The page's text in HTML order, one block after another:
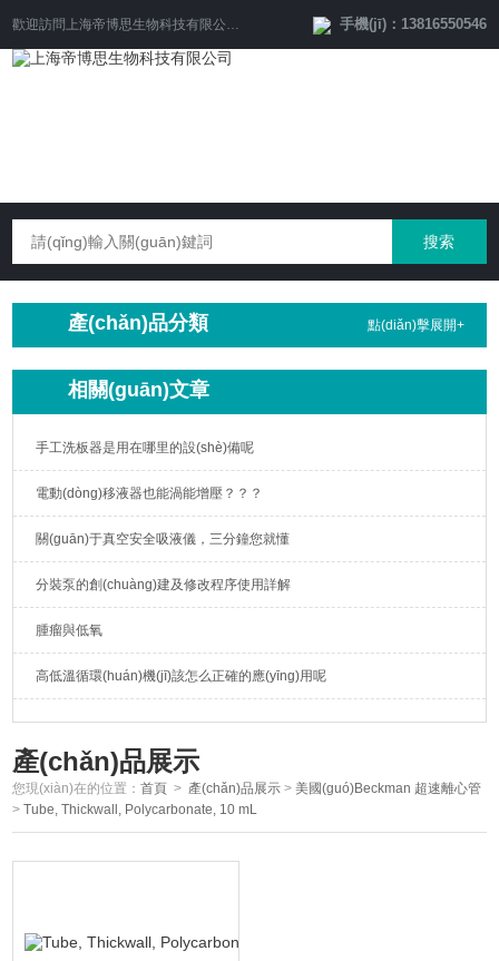
歡迎訪問 上海帝博思生物科技有限公司 網(wǎng)站！ 手機(jī)：13816550546
產(chǎn)品分類 點(diǎn)擊展開+
相關(guān)文章
手工洗板器是用在哪里的設(shè)備呢
電動(dòng)移液器也能渦能增壓？？？
關(guān)于真空安全吸液儀，三分鐘您就懂
分裝泵的創(chuàng)建及修改程序使用詳解
腫瘤與低氧
高低溫循環(huán)機(jī)該怎么正確的應(yīng)用呢
產(chǎn)品展示
您現(xiàn)在的位置：首頁 > 產(chǎn)品展示 >美國(guó)Beckman 超速離心管
>Tube, Thickwall, Polycarbonate, 10 mL